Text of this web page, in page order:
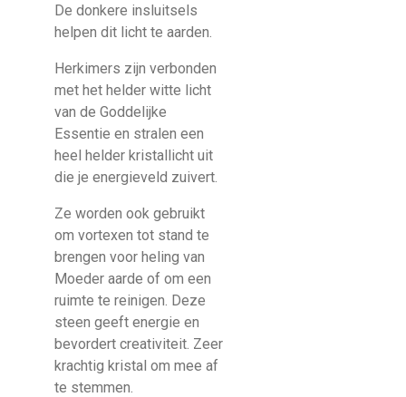
De donkere insluitsels
helpen dit licht te aarden.
Herkimers zijn verbonden
met het helder witte licht
van de Goddelijke
Essentie en stralen een
heel helder kristallicht uit
die je energieveld zuivert.
Ze worden ook gebruikt
om vortexen tot stand te
brengen voor heling van
Moeder aarde of om een
ruimte te reinigen. Deze
steen geeft energie en
bevordert creativiteit. Zeer
krachtig kristal om mee af
te stemmen.